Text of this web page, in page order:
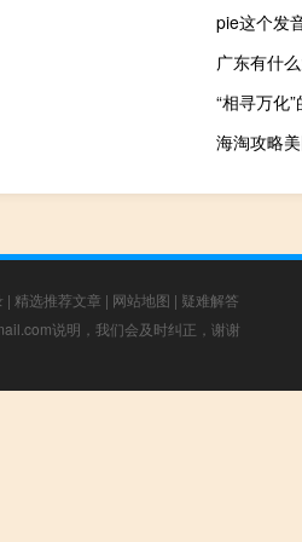
pie这个发
广东有什
“相寻万化
海淘攻略
| 精选推荐文章 | 网站地图 | 疑难解答
说明，我们会及时纠正，谢谢